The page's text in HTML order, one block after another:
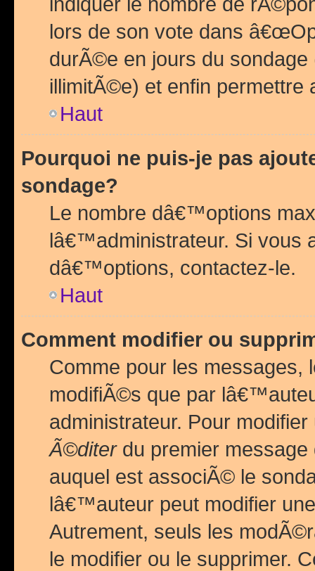
lors de son vote dans
durÃ©e en jours du
illimitÃ©e) et enfin permettre
Haut
Pourquoi ne puis-je pas
sondage?
Le nombre dâ€™options
lâ€™administrateur. Si vous
dâ€™options, contactez-le.
Haut
Comment modifier ou
Comme pour les messages,
modifiÃ©s que par
administrateur. Pour
Ã©diterdu premier
auquel est associÃ© le
lâ€™auteur peut modifier
Autrement, seuls les
le modifier ou le supprimer.